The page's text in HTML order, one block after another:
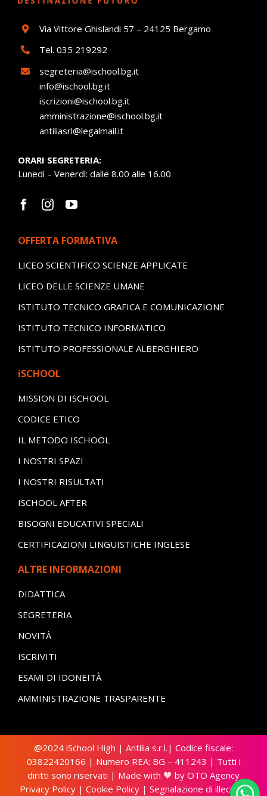
Via Vittore Ghislandi 57 – 24125 Bergamo
Tel. 035 219292
segreteria@ischool.bg.it
info@ischool.bg.it
iscrizioni@ischool.bg.it
amministrazione@ischool.bg.it
antiliasrl@legalmail.it
ORARI SEGRETERIA:
Lunedì – Venerdì: dalle 8.00 alle 16.00
OFFERTA FORMATIVA
LICEO SCIENTIFICO SCIENZE APPLICATE
LICEO DELLE SCIENZE UMANE
ISTITUTO TECNICO GRAFICA E COMUNICAZIONE
ISTITUTO TECNICO INFORMATICO
ISTITUTO PROFESSIONALE ALBERGHIERO
iSCHOOL
MISSION DI ISCHOOL
CODICE ETICO
IL METODO ISCHOOL
I NOSTRI SPAZI
I NOSTRI RISULTATI
ISCHOOL AFTER
BISOGNI EDUCATIVI SPECIALI
CERTIFICAZIONI LINGUISTICHE INGLESE
ALTRE INFORMAZIONI
DIDATTICA
SEGRETERIA
NOVITÀ
ISCRIVITI
ESAMI DI IDONEITÀ
AMMINISTRAZIONE TRASPARENTE
@2024 iSchool High | Antilia s.r.l.| Codice fiscale:
03822420166 | Numero REA: BG – 411243 | Tutti i
diritti sono riservati | Made with 🧡 by OTO Agency
Privacy Policy| Cookie Policy| Segnalazione di illecito –